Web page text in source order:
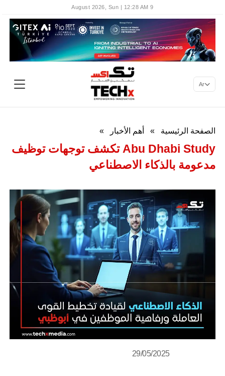
9 August 2026, Sun | 12:28 AM
Ar
الصفحة الرئيسية » أهم الأخبار »
Abu Dhabi Study تكشف توجهات توظيف
مدعومة بالذكاء الاصطناعي
29/05/2025